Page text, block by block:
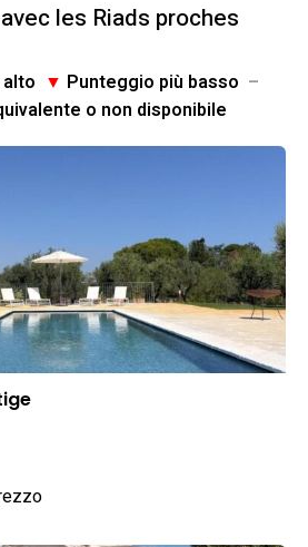
les Riads proches
▼ Punteggio più basso –
o non disponibile